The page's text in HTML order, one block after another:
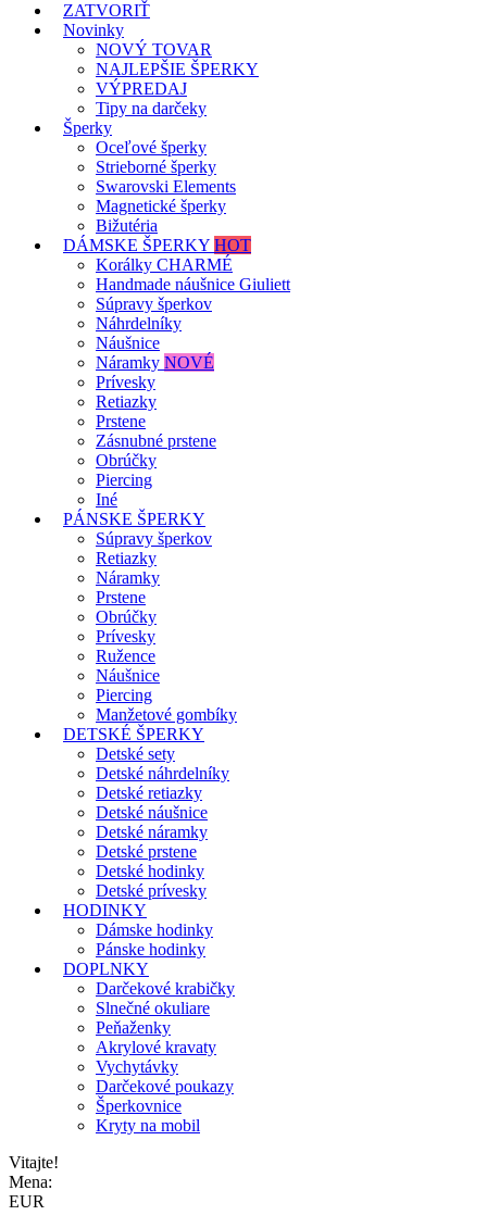
ZATVORIŤ
Novinky
NOVÝ TOVAR
NAJLEPŠIE ŠPERKY
VÝPREDAJ
Tipy na darčeky
Šperky
Oceľové šperky
Strieborné šperky
Swarovski Elements
Magnetické šperky
Bižutéria
DÁMSKE ŠPERKY HOT
Korálky CHARMÉ
Handmade náušnice Giuliett
Súpravy šperkov
Náhrdelníky
Náušnice
Náramky NOVÉ
Prívesky
Retiazky
Prstene
Zásnubné prstene
Obrúčky
Piercing
Iné
PÁNSKE ŠPERKY
Súpravy šperkov
Retiazky
Náramky
Prstene
Obrúčky
Prívesky
Ružence
Náušnice
Piercing
Manžetové gombíky
DETSKÉ ŠPERKY
Detské sety
Detské náhrdelníky
Detské retiazky
Detské náušnice
Detské náramky
Detské prstene
Detské hodinky
Detské prívesky
HODINKY
Dámske hodinky
Pánske hodinky
DOPLNKY
Darčekové krabičky
Slnečné okuliare
Peňaženky
Akrylové kravaty
Vychytávky
Darčekové poukazy
Šperkovnice
Kryty na mobil
Vitajte!
Mena:
EUR